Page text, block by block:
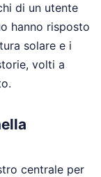
di un utente
hanno risposto
solare e i
volti a
centrale per